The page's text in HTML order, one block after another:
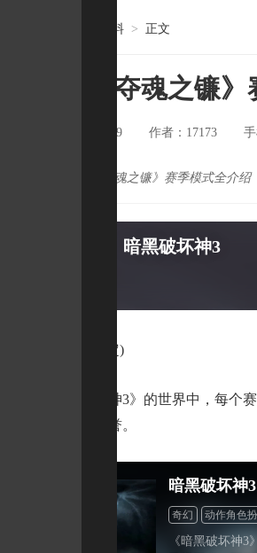
资料 > 正文
《暗黑3：夺魂之镰
时间：2016-04-06 10:39 作者： 17173
《暗黑3：夺魂之镰》赛季模式全介绍
暗黑破坏神3
赛季(PC 版限定)
在《暗黑破坏神3》的世界中，每个赛
竞争中获得你的荣誉。
暗黑破坏神3
奇幻 动作角色
暗黑风
冒险
《暗黑破坏神